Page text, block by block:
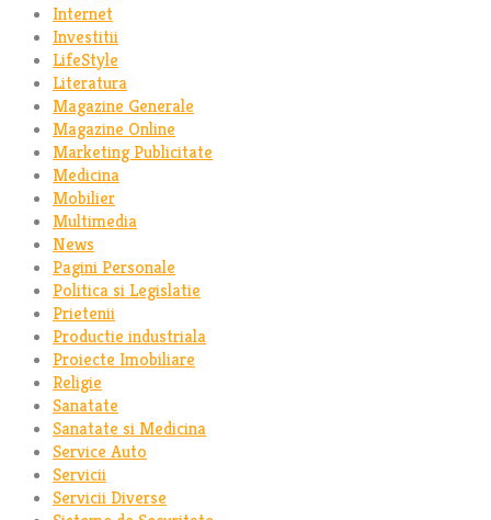
Internet
Investitii
LifeStyle
Literatura
Magazine Generale
Magazine Online
Marketing Publicitate
Medicina
Mobilier
Multimedia
News
Pagini Personale
Politica si Legislatie
Prietenii
Productie industriala
Proiecte Imobiliare
Religie
Sanatate
Sanatate si Medicina
Service Auto
Servicii
Servicii Diverse